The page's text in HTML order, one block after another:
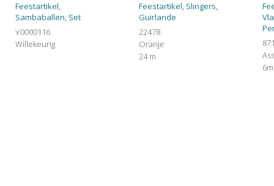
Feestartikel,
Sambaballen, Set
V0000116
Willekeurig
Feestartikel, Slingers,
Guirlande
22478
Oranje
24 m
6m